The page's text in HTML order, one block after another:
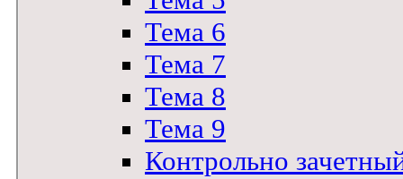
Тема 6
Тема 7
Тема 8
Тема 9
Контрольно